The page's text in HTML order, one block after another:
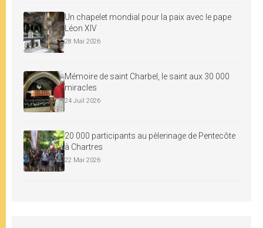
Un chapelet mondial pour la paix avec le pape
Léon XIV
28 Mai 2026
Mémoire de saint Charbel, le saint aux 30 000
miracles
24 Juil 2026
20 000 participants au pèlerinage de Pentecôte
à Chartres
22 Mai 2026